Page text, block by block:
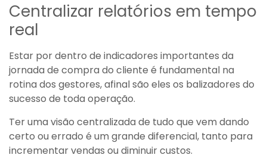
Centralizar relatórios em tempo
real
Estar por dentro de indicadores importantes da
jornada de compra do cliente é fundamental na
rotina dos gestores, afinal são eles os balizadores do
sucesso de toda operação.
Ter uma visão centralizada de tudo que vem dando
certo ou errado é um grande diferencial, tanto para
incrementar vendas ou diminuir custos.